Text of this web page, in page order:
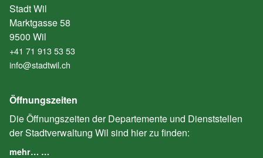
Stadt Wil
Marktgasse 58
9500 Wil
+41 71 913 53 53
info@stadtwil.ch
Öffnungszeiten
Die Öffnungszeiten der Departemente und Dienststellen
der Stadtverwaltung Wil sind hier zu finden:
mehr… …